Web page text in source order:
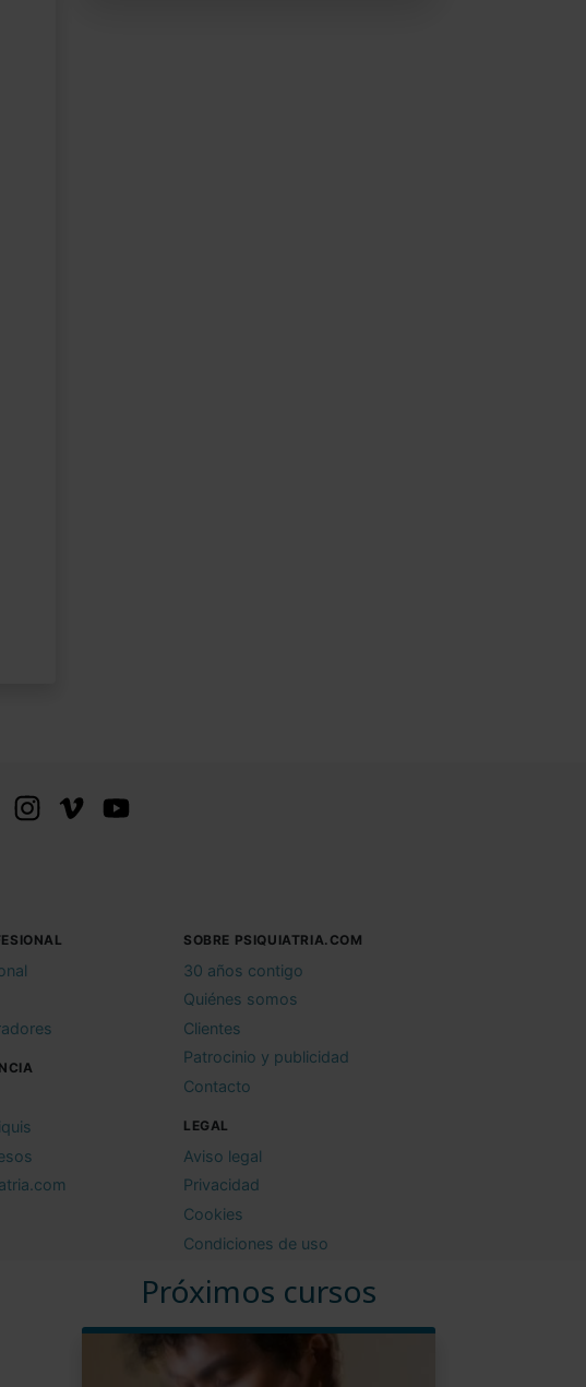
Próximos cursos
SOBRE PSIQUIATRIA.COM
30 años contigo
Quiénes somos
Clientes
Patrocinio y publicidad
Contacto
LEGAL
Aviso legal
Privacidad
Cookies
Condiciones de uso